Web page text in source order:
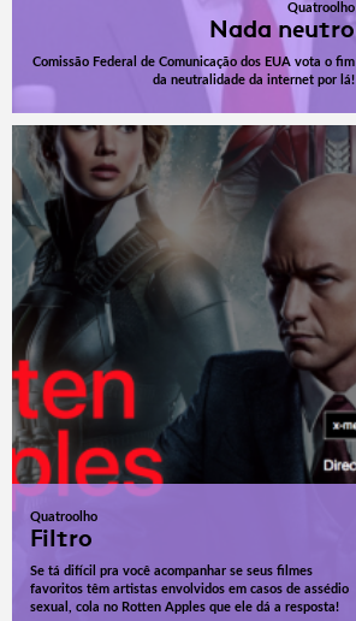
Quatroolho
Nada neutro
Comissão Federal de Comunicação dos EUA vota o fim
da neutralidade da internet por lá!
Quatroolho
Filtro
Se tá difícil pra você acompanhar se seus filmes
favoritos têm artistas envolvidos em casos de assédio
sexual, cola no Rotten Apples que ele dá a resposta!